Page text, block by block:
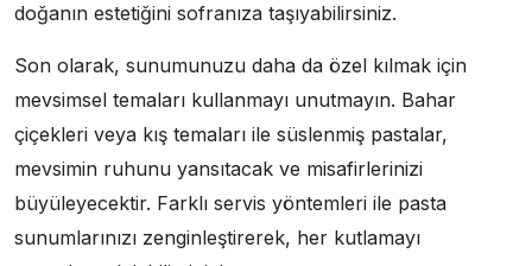
doğanın estetiğini sofranıza taşıyabilirsiniz.
Son olarak, sunumunuzu daha da özel kılmak için
mevsimsel temaları kullanmayı unutmayın. Bahar
çiçekleri veya kış temaları ile süslenmiş pastalar,
mevsimin ruhunu yansıtacak ve misafirlerinizi
büyüleyecektir. Farklı servis yöntemleri ile pasta
sunumlarınızı zenginleştirerek, her kutlamayı